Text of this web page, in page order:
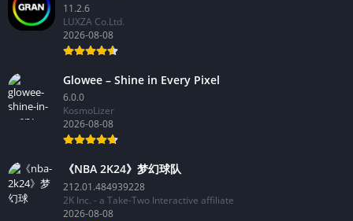
11.2.6
LUXZA Co.Ltd.
2026-08-08
Glowee – Shine in Every Pixel
6.0.0
KosmoLizer
2026-08-08
《NBA 2K24》梦幻球队
212.01.484939228
2K Inc. - a Take-Two Interactive affiliate
2026-08-08